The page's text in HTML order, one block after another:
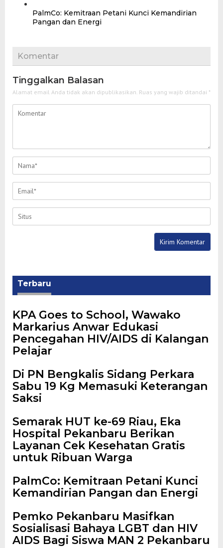
PalmCo: Kemitraan Petani Kunci Kemandirian
Pangan dan Energi
Komentar
Tinggalkan Balasan
Alamat email Anda tidak akan dipublikasikan. Ruas yang wajib ditandai *
Terbaru
‎KPA Goes to School, Wawako
Markarius Anwar Edukasi
Pencegahan HIV/AIDS di Kalangan
Pelajar
Di PN Bengkalis Sidang Perkara
Sabu 19 Kg Memasuki Keterangan
Saksi
‎Semarak HUT ke-69 Riau, Eka
Hospital Pekanbaru Berikan
Layanan Cek Kesehatan Gratis
untuk Ribuan Warga ‎
PalmCo: Kemitraan Petani Kunci
Kemandirian Pangan dan Energi
‎Pemko Pekanbaru Masifkan
Sosialisasi Bahaya LGBT dan HIV
AIDS Bagi Siswa MAN 2 Pekanbaru